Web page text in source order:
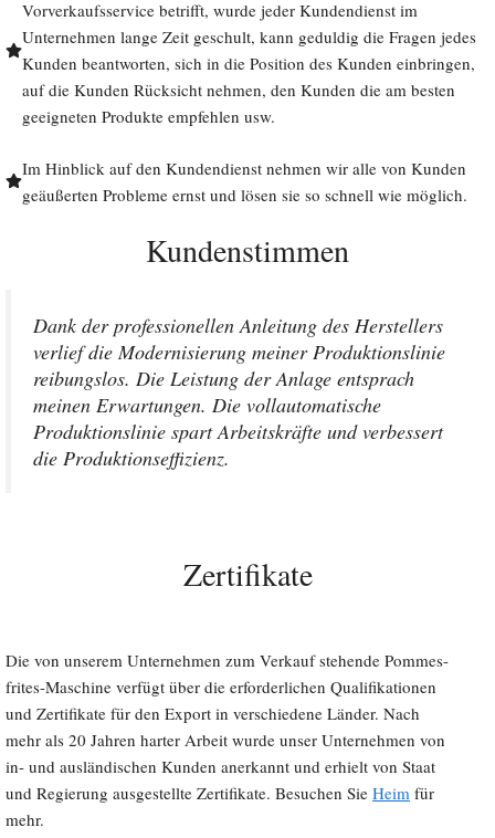
Vorverkaufsservice betrifft, wurde jeder Kundendienst im
Unternehmen lange Zeit geschult, kann geduldig die Fragen jedes
Kunden beantworten, sich in die Position des Kunden einbringen,
auf die Kunden Rücksicht nehmen, den Kunden die am besten
geeigneten Produkte empfehlen usw.
Im Hinblick auf den Kundendienst nehmen wir alle von Kunden
geäußerten Probleme ernst und lösen sie so schnell wie möglich.
Kundenstimmen
Dank der professionellen Anleitung des Herstellers
verlief die Modernisierung meiner Produktionslinie
reibungslos. Die Leistung der Anlage entsprach
meinen Erwartungen. Die vollautomatische
Produktionslinie spart Arbeitskräfte und verbessert
die Produktionseffizienz.
Zertifikate
Die von unserem Unternehmen zum Verkauf stehende Pommes-
frites-Maschine verfügt über die erforderlichen Qualifikationen
und Zertifikate für den Export in verschiedene Länder. Nach
mehr als 20 Jahren harter Arbeit wurde unser Unternehmen von
in- und ausländischen Kunden anerkannt und erhielt von Staat
und Regierung ausgestellte Zertifikate. Besuchen Sie Heim für
mehr.